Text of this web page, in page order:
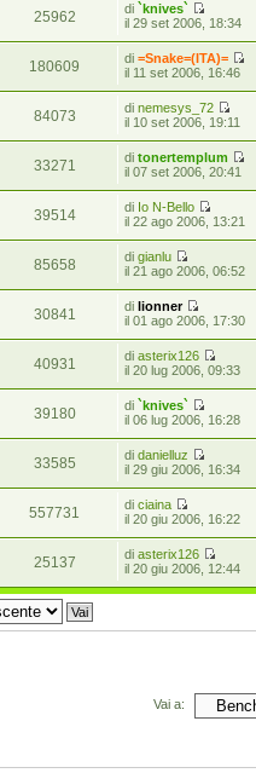
25962 di `knives`
il 29 set 2006, 18:34
180609 di=Snake=(ITA)=
il 11 set 2006, 16:46
84073 dinemesys_72
il 10 set 2006, 19:11
33271 ditonertemplum
il 07 set 2006, 20:41
39514 di Io N-Bello
il 22 ago 2006, 13:21
85658 digianlu
il 21 ago 2006, 06:52
30841 dilionner
il 01 ago 2006, 17:30
40931 diasterix126
il 20 lug 2006, 09:33
39180 di `knives`
il 06 lug 2006, 16:28
33585 didanielluz
il 29 giu 2006, 16:34
557731 diciaina
il 20 giu 2006, 16:22
25137 diasterix126
il 20 giu 2006, 12:44
Vai a: